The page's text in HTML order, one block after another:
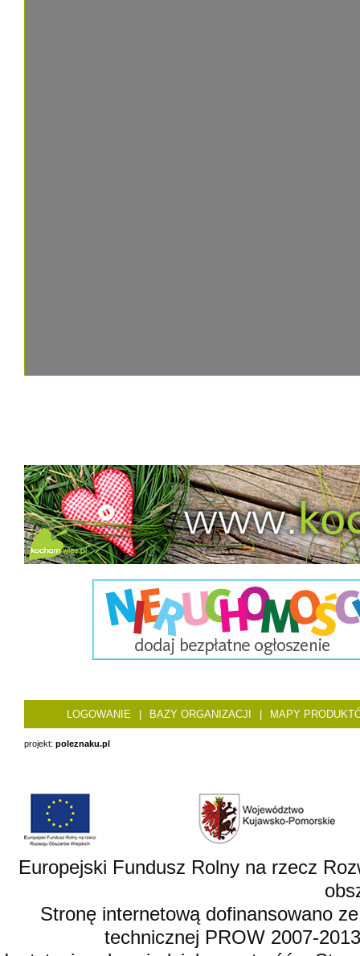
LOGOWANIE BAZY ORGANIZACJI MAPY
projekt: poleznaku.pl
Europejski Fundusz Rolny na rzecz
Stronę internetową dofinansowano
technicznej PROW 2007-